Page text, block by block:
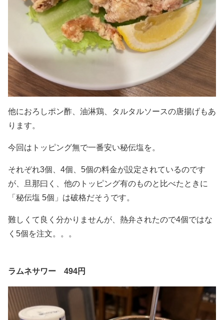
他におろしポン酢、油淋鶏、タルタルソースの唐揚げもあ
ります。
今回はトッピング無で一番安い秘伝塩を。
それぞれ3個、4個、5個の料金が設定されているのです
が、旦那曰く、他のトッピング有のものと比べたときに
「秘伝塩 5個」は破格だそうです。
難しくて良く分かりませんが、熱弁されたので4個ではな
く5個を注文。。。
ラムネサワー 494円